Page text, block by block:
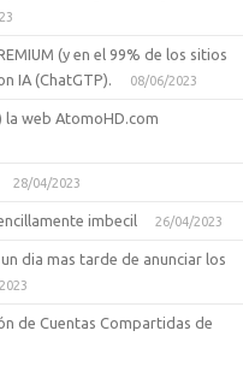
(y en el 99% de los sitios
IA (ChatGTP).
08/06/2023
la web AtomoHD.com
28/04/2023
imbecil 26/04/2023
dia mas tarde de anunciar los
de Cuentas Compartidas de